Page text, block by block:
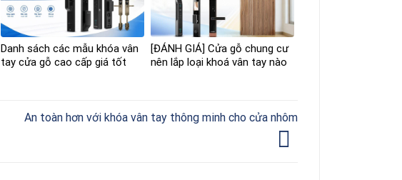
Danh sách các mẫu khóa vân
tay cửa gỗ cao cấp giá tốt
[ĐÁNH GIÁ] Cửa gỗ chung cư
nên lắp loại khoá vân tay nào
An toàn hơn với khóa vân tay thông minh cho cửa nhôm